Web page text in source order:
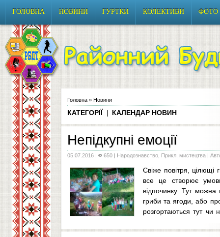
ГОЛОВНА НОВИНИ ГУРТКИ КОЛЕКТИВИ ФОТО
Головна » Новини
КАТЕГОРІЇ КАЛЕНДАР НОВИН
Непідкупні емоції
05.07.2016 | 650 | Народознавство, Прикл. мистецтва |
Свіже повітря, цілющі
все це створює
відпочинку. Тут можна
гриби та ягоди, або
розгортаються тут чи
лісі - це ні з чим не порівнянні емоції...